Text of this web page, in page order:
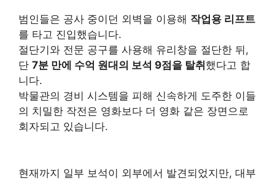
범인들은 공사 중이던 외벽을 이용해 작업용 리프트
를 타고 진입했습니다.
절단기와 전문 공구를 사용해 유리창을 절단한 뒤,
단 7분 만에 수억 원대의 보석 9점을 탈취 했다고 합
니다.
박물관의 경비 시스템을 피해 신속하게 도주한 이들
의 치밀한 작전은 영화보다 더 영화 같은 장면으로
회자되고 있습니다.
현재까지 일부 보석이 외부에서 발견되었지만, 대부